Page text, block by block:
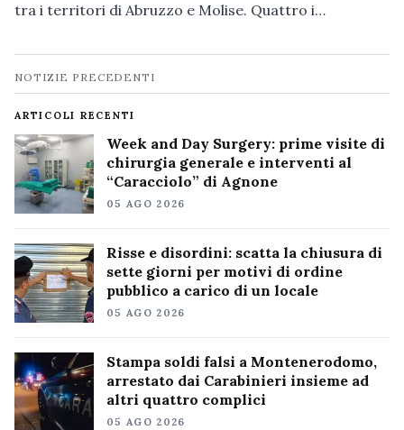
tra i territori di Abruzzo e Molise. Quattro i…
Navigazione
notizie
NOTIZIE PRECEDENTI
ARTICOLI RECENTI
Week and Day Surgery: prime visite di
chirurgia generale e interventi al
“Caracciolo” di Agnone
05 AGO 2026
Risse e disordini: scatta la chiusura di
sette giorni per motivi di ordine
pubblico a carico di un locale
05 AGO 2026
Stampa soldi falsi a Montenerodomo,
arrestato dai Carabinieri insieme ad
altri quattro complici
05 AGO 2026